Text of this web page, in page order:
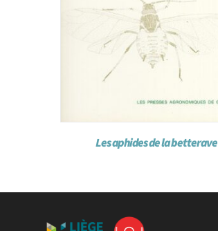
Les aphides de la betterave